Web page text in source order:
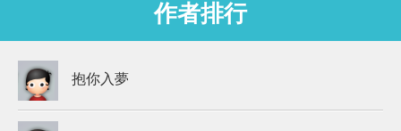
作者排行
抱你入夢